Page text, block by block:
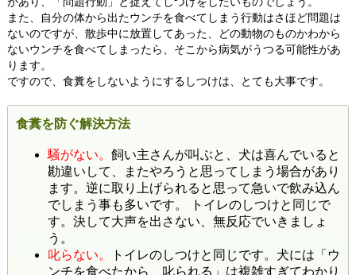
また、自分の体から出たウンチを食べてしまう行動はさほど問題は
ないのですが、散歩中に放置してあった、どの動物のものかわから
ないウンチを食べてしまったら、そこから病気がうつる可能性があ
ります。
ですので、食糞をしないようにするしつけは、とても大事です。
食糞を防ぐ解決方法
騒がない。 飼い主さんが叫ぶと、犬は喜んでいると
勘違いして、またやろうと思ってしまう場合があり
ます。逆に取り上げられると思って急いで飲み込ん
でしまう事も多いです。 トイレのしつけと同じで
す。決して大声を出さない、無反応でいきましょ
う。
叱らない。
トイレのしつけと同じです。犬には「ウ
ンチを食べたから、叱られる」は複雑すぎてわかり